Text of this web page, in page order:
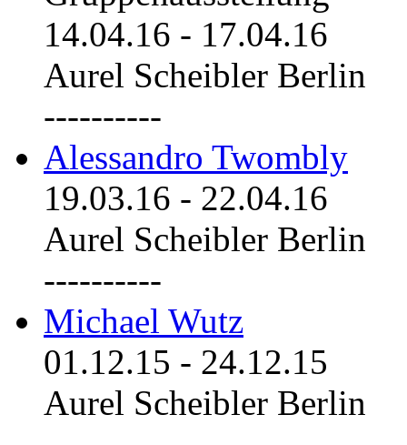
14.04.16 - 17.04.16
Aurel Scheibler Berlin
----------
Alessandro Twombly
19.03.16 - 22.04.16
Aurel Scheibler Berlin
----------
Michael Wutz
01.12.15 - 24.12.15
Aurel Scheibler Berlin